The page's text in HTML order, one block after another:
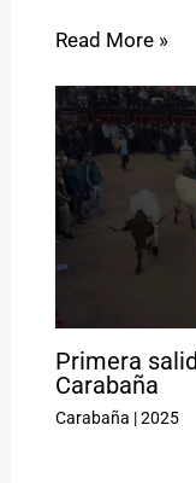
Read More »
Primera
Carabaña
Carabaña |2025